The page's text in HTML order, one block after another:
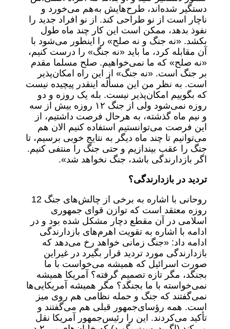
دستگیر شده‌اند، طرح‌هایش به‌هم می‌خورد و
ناچار است از نو طراحی کند. از نو افراد جدید را
نفوذ بدهد، ممکن است این کار چند ماه طول
بکشد. «نه جنگ و نه صلح» را اینطور می‌شود با
آن مقابله کرد، ما باید «نه جنگ» را درست کنیم،
«نه صلح» که ما نمی‌خواهیم. صلح مسلما مقدم
بر جنگ است. «نه جنگ» از این راه امکان‌پذیر
است. به نظر من این مسأله اینقدر پیچیده نیست
که بگوییم امکان‌پذیر نیست. بله یک روزه و دو
روزه نمی‌شود ولی از جنگ ۱۲ روزه بیش از سه
و نیم ماه گذشته، به هرحال فرصت داشتیم، از
این فرصت می‌توانستیم استفاده کنیم الان هم
می‌توانیم تا چند ماه دیگر به نتایج خوبی برسیم، تا
جنگ را عقب بیندازیم و حتی جنگ را منتفی کنیم.
اگر بازدارندگی باشد، جنگ نخواهد شد».
تردید در بازدارندگی؟
روحانی با اشاره به برخی از چالش‌های جنگ 12
روزه معتقد است که توازن قوای جمهوری
اسلامی در آن مقطع دچار مشکل شده بود و در
ادامه با اشاره به تقویت اهرم‌های بازدارندگی
ادامه داد: «جنگ زمانی خواهد رخ می‌دهد که
بازدارندگی مورد تردید قرار بگیرد در غیراین
صورت اسرائیل که همیشه می‌خواست با ما
بجنگد، مگر تازه تصمیم گرفته؟ آمریکا همیشه
نمی‌خواسته با ما بجنگد؟ مگر همیشه آمریکایی‌ها
نمی‌گفتند که جنگ و حمله نظامی هم روی میز
است. همه رؤسای‌جمهور قبلی هم می‌گفتند و
تأکید می‌کردند. این را رئیس‌جمهور آمریکا نقل